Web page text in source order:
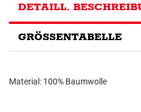
DETAILL.
GRÖSSENTABELLE
Material: 100% Baumwolle